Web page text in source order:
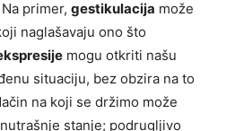
primer, gestikulacija može
naglašavaju ono što
mogu otkriti našu
situaciju, bez obzira na to
na koji se držimo može
stanje; podrugljivo